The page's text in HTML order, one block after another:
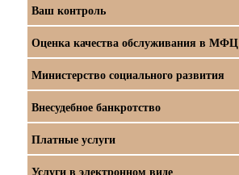
Ваш контроль
Оценка качества обслуживания в МФЦ
Министерство социального развития
Внесудебное банкротство
Платные услуги
Услуги в электронном виде